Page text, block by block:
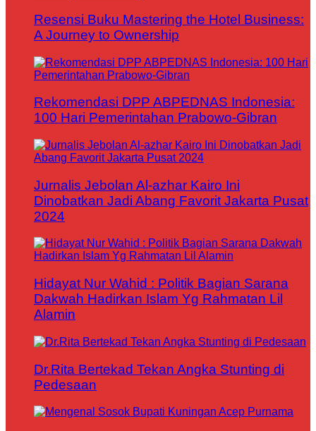
Resensi Buku Mastering the Hotel Business:
A Journey to Ownership
Rekomendasi DPP ABPEDNAS Indonesia:
100 Hari Pemerintahan Prabowo-Gibran
Jurnalis Jebolan Al-azhar Kairo Ini
Dinobatkan Jadi Abang Favorit Jakarta Pusat
2024
Hidayat Nur Wahid : Politik Bagian Sarana
Dakwah Hadirkan Islam Yg Rahmatan Lil
Alamin
Dr.Rita Bertekad Tekan Angka Stunting di
Pedesaan